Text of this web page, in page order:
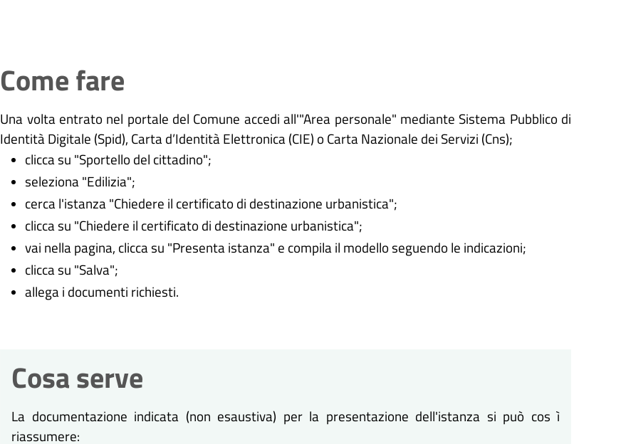
Come fare
Una volta entrato nel portale del Comune accedi all'"Area personale" mediante Sistema Pubblico di
Identità Digitale (Spid), Carta d’Identità Elettronica (CIE) o Carta Nazionale dei Servizi (Cns);
clicca su "Sportello del cittadino";
seleziona "Edilizia";
cerca l'istanza "Chiedere il certificato di destinazione urbanistica";
clicca su "Chiedere il certificato di destinazione urbanistica";
vai nella pagina, clicca su "Presenta istanza" e compila il modello seguendo le indicazioni;
clicca su "Salva";
allega i documenti richiesti.
Cosa serve
La documentazione indicata (non esaustiva) per la presentazione dell'istanza si può cos ì
riassumere: